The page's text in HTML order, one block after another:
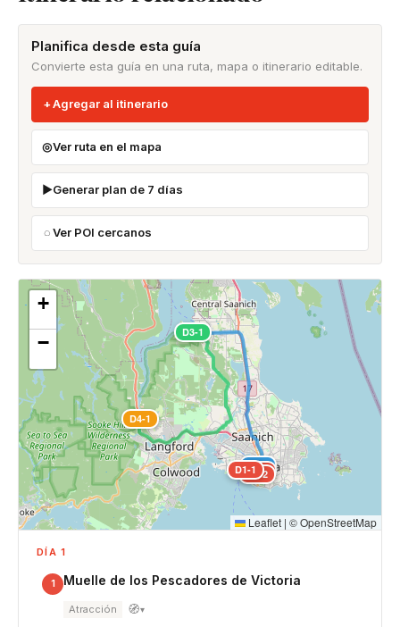
Planifica desde esta guía
Convierte esta guía en una ruta, mapa o itinerario editable.
Agregar al itinerario
Ver ruta en el mapa
Generar plan de 7 días
Ver POI cercanos
D1-1D1-2
D1-3
D2-1
D3-1
D4-1
+
−
Leaflet | ©OpenStreetMap
DÍA 1
1 Muelle de los Pescadores de Victoria
Atracción 🧭▾